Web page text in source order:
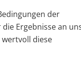
der
Ergebnisse an
wertvoll diese